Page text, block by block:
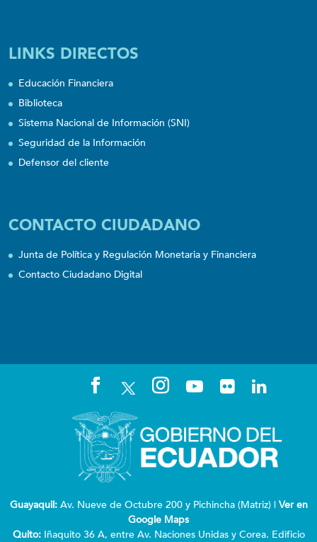
LINKS DIRECTOS
Educación Financiera
Biblioteca
Sistema Nacional de Información (SNI)
Seguridad de la Información
Defensor del cliente
CONTACTO CIUDADANO
Junta de Política y Regulación Monetaria y Financiera
Contacto Ciudadano Digital
Guayaquil:Av. Nueve de Octubre 200 y Pichincha (Matriz) | Ver en
Google Maps
Quito: Iñaquito 36 A, entre Av. Naciones Unidas y Corea. Edificio